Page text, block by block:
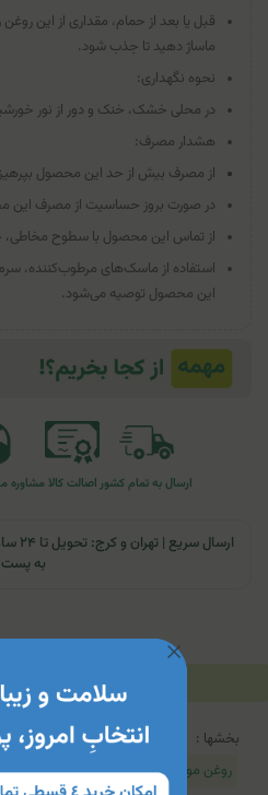
قبل یا بعد از حمام، مقداری از این
ماساژ دهید تا جذب شود.
نحوه نگهداری:
در محلی خشک، خنک و دور از نور
هشدار مصرف:
از مصرف بیش از حد این محصول
در صورت بروز حساسیت از مصرف این
از تماس این محصول با سطوح
استفاده از ماسک‌های مرطوب‌کننده،
این محصول توصیه می‌شود.
ارسال به تمام کشوراصالت کالا مشاوره
به پست
مشخصات
بخشها :
روغن مو